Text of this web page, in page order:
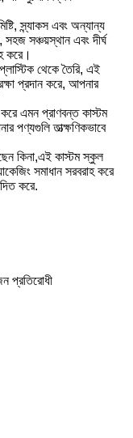
স্ন্যাকস এবং অন্যান্য
সহজ সঞ্চয়স্থান এবং দীর্ঘ
করে।
থেকে তৈরি, এই
প্রদান করে, আপনার
করে এমন প্রাণবন্ত কাস্টম
পণ্যগুলি তাত্ক্ষণিকভাবে
কিনা,এই কাস্টম স্কুল
সমাধান সরবরাহ করে
করে.
প্রতিরোধী